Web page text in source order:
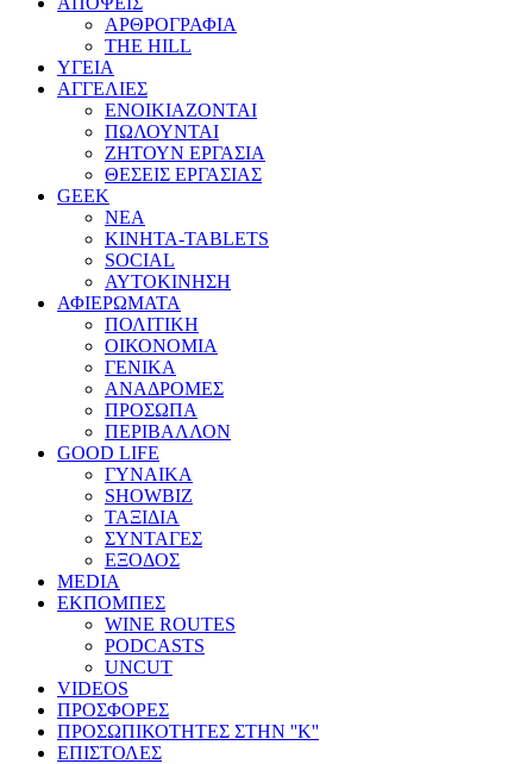
ΑΡΘΡΟΓΡΑΦΙΑ
THE HILL
ΥΓΕΙΑ
ΑΓΓΕΛΙΕΣ
ΕΝΟΙΚΙΑΖΟΝΤΑΙ
ΠΩΛΟΥΝΤΑΙ
ΖΗΤΟΥΝ ΕΡΓΑΣΙΑ
ΘΕΣΕΙΣ ΕΡΓΑΣΙΑΣ
GEEK
ΝΕΑ
ΚΙΝΗΤΑ-TABLETS
SOCIAL
ΑΥΤΟΚΙΝΗΣΗ
ΑΦΙΕΡΩΜΑΤΑ
ΠΟΛΙΤΙΚΗ
ΟΙΚΟΝΟΜΙΑ
ΓΕΝΙΚΑ
ΑΝΑΔΡΟΜΕΣ
ΠΡΟΣΩΠΑ
ΠΕΡΙΒΑΛΛΟΝ
GOOD LIFE
ΓΥΝΑΙΚΑ
SHOWBIZ
ΤΑΞΙΔΙΑ
ΣΥΝΤΑΓΕΣ
ΕΞΟΔΟΣ
MEDIA
ΕΚΠΟΜΠΕΣ
WINE ROUTES
PODCASTS
UNCUT
VIDEOS
ΠΡΟΣΦΟΡΕΣ
ΠΡΟΣΩΠΙΚΟΤΗΤΕΣ ΣΤΗΝ ''Κ''
ΕΠΙΣΤΟΛΕΣ